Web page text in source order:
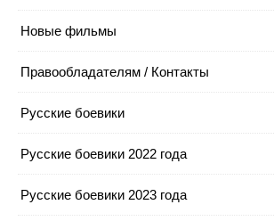
Новые фильмы
Правообладателям / Контакты
Русские боевики
Русские боевики 2022 года
Русские боевики 2023 года